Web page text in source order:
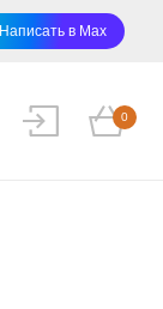
Написать в Max
0